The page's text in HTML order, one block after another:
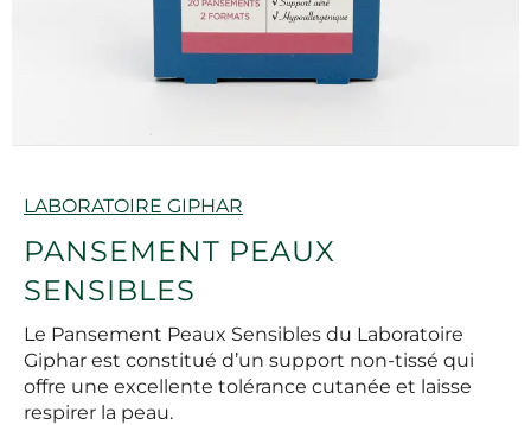
Marque
LABORATOIRE GIPHAR
PANSEMENT PEAUX
SENSIBLES
Le Pansement Peaux Sensibles du Laboratoire
Giphar est constitué d’un support non-tissé qui
offre une excellente tolérance cutanée et laisse
respirer la peau.